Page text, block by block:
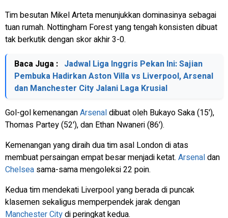
Tim besutan Mikel Arteta menunjukkan dominasinya sebagai
tuan rumah. Nottingham Forest yang tengah konsisten dibuat
tak berkutik dengan skor akhir 3-0.
Baca Juga : Jadwal Liga Inggris Pekan Ini: Sajian
Pembuka Hadirkan Aston Villa vs Liverpool, Arsenal
dan Manchester City Jalani Laga Krusial
Gol-gol kemenanganArsenaldibuat oleh Bukayo Saka (15'),
Thomas Partey (52'), dan Ethan Nwaneri (86').
Kemenangan yang diraih dua tim asal London di atas
membuat persaingan empat besar menjadi ketat. Arsenaldan
Chelsea sama-sama mengoleksi 22 poin.
Kedua tim mendekati Liverpool yang berada di puncak
klasemen sekaligus memperpendek jarak dengan
Manchester Citydi peringkat kedua.